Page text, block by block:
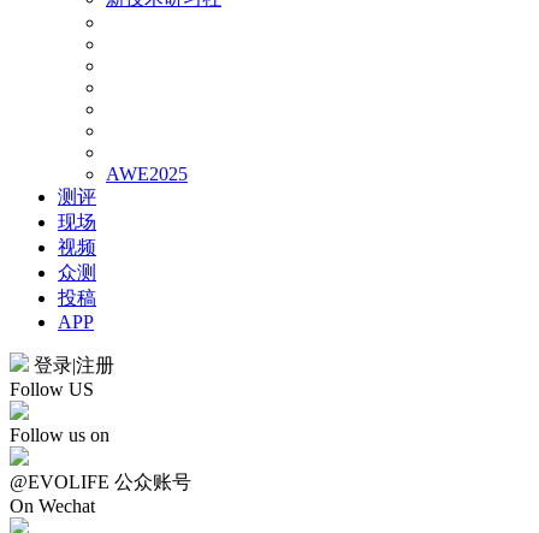
AWE2025
测评
现场
视频
众测
投稿
APP
登录|注册
Follow US
Follow us on
@EVOLIFE 公众账号
On Wechat